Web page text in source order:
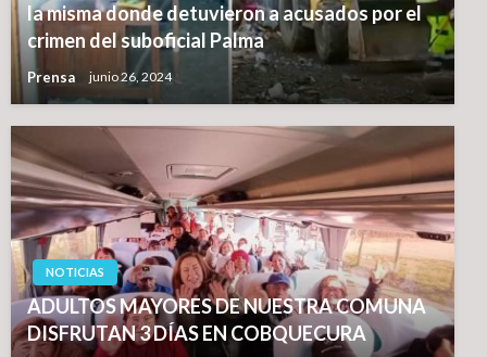
la misma donde detuvieron a acusados por el
crimen del suboficial Palma
Prensa junio 26, 2024
NOTICIAS
ADULTOS MAYORES DE NUESTRA COMUNA
DISFRUTAN 3 DÍAS EN COBQUECURA